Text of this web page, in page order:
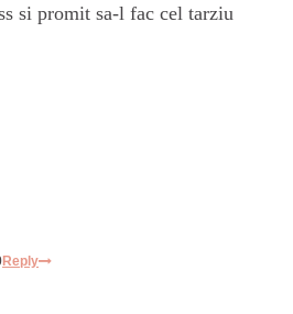
si promit sa-l fac cel tarziu
Reply